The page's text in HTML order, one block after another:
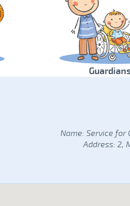
Name: Service
Address: 2,